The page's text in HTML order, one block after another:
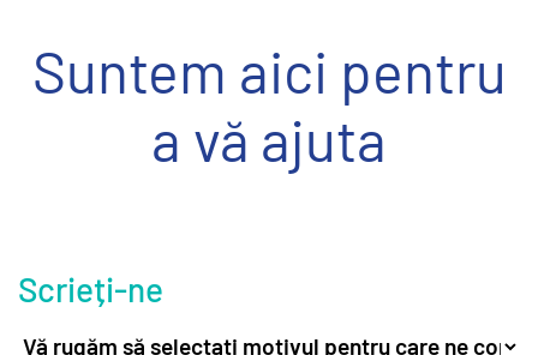
Suntem aici pentru
a vă ajuta
Scrieți-ne